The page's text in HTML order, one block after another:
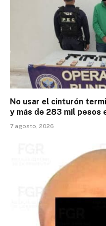
No usar el cinturón
y más de 283 mil pesos
7 agosto, 2026